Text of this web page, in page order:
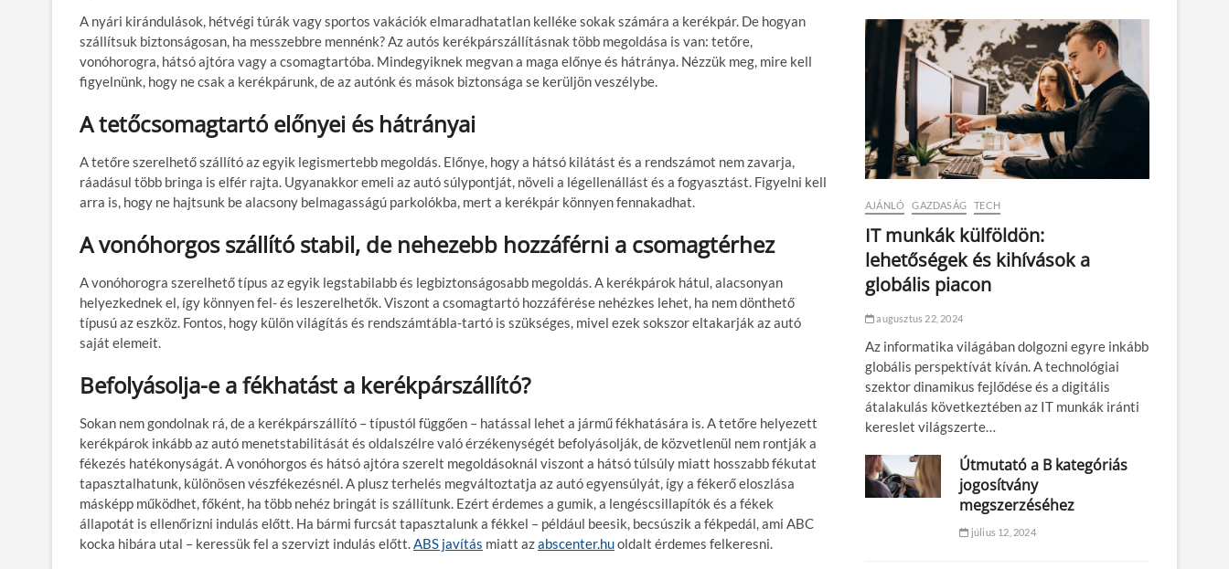
A nyári kirándulások, hétvégi túrák vagy sportos vakációk elmaradhatatlan kelléke sokak számára a kerékpár. De hogyan
szállítsuk biztonságosan, ha messzebbre mennénk? Az autós kerékpárszállításnak több megoldása is van: tetőre,
vonóhorogra, hátsó ajtóra vagy a csomagtartóba. Mindegyiknek megvan a maga előnye és hátránya. Nézzük meg, mire kell
figyelnünk, hogy ne csak a kerékpárunk, de az autónk és mások biztonsága se kerüljön veszélybe.
A tetőcsomagtartó előnyei és hátrányai
A tetőre szerelhető szállító az egyik legismertebb megoldás. Előnye, hogy a hátsó kilátást és a rendszámot nem zavarja,
ráadásul több bringa is elfér rajta. Ugyanakkor emeli az autó súlypontját, növeli a légellenállást és a fogyasztást. Figyelni kell
arra is, hogy ne hajtsunk be alacsony belmagasságú parkolókba, mert a kerékpár könnyen fennakadhat.
A vonóhorgos szállító stabil, de nehezebb hozzáférni a csomagtérhez
A vonóhorogra szerelhető típus az egyik legstabilabb és legbiztonságosabb megoldás. A kerékpárok hátul, alacsonyan
helyezkednek el, így könnyen fel- és leszerelhetők. Viszont a csomagtartó hozzáférése nehézkes lehet, ha nem dönthető
típusú az eszköz. Fontos, hogy külön világítás és rendszámtábla-tartó is szükséges, mivel ezek sokszor eltakarják az autó
saját elemeit.
Befolyásolja-e a fékhatást a kerékpárszállító?
Sokan nem gondolnak rá, de a kerékpárszállító – típustól függően – hatással lehet a jármű fékhatására is. A tetőre helyezett
kerékpárok inkább az autó menetstabilitását és oldalszélre való érzékenységét befolyásolják, de közvetlenül nem rontják a
fékezés hatékonyságát. A vonóhorgos és hátsó ajtóra szerelt megoldásoknál viszont a hátsó túlsúly miatt hosszabb fékutat
tapasztalhatunk, különösen vészfékezésnél. A plusz terhelés megváltoztatja az autó egyensúlyát, így a fékerő eloszlása
másképp működhet, főként, ha több nehéz bringát is szállítunk. Ezért érdemes a gumik, a lengéscsillapítók és a fékek
állapotát is ellenőrizni indulás előtt. Ha bármi furcsát tapasztalunk a fékkel – például beesik, becsúszik a fékpedál, ami ABC
kocka hibára utal – keressük fel a szervizt indulás előtt.ABS javítás miatt azabscenter.huoldalt érdemes felkeresni.
AJÁNLÓ GAZDASÁG TECH
IT munkák külföldön:
lehetőségek és kihívások a
globális piacon
augusztus 22, 2024
Az informatika világában dolgozni egyre inkább
globális perspektívát kíván. A technológiai
szektor dinamikus fejlődése és a digitális
átalakulás következtében az IT munkák iránti
kereslet világszerte…
Útmutató a B kategóriás
jogosítvány
megszerzéséhez
július 12, 2024